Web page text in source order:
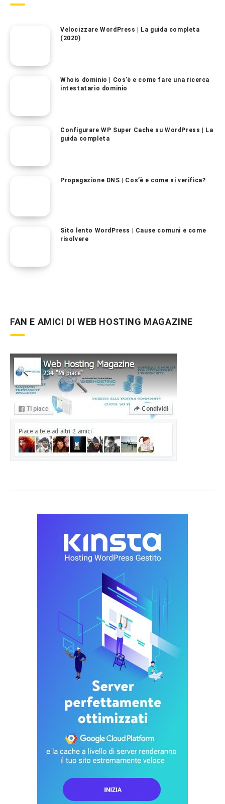
Velocizzare WordPress | La guida completa
(2020)
Whois dominio | Cos’è e come fare una ricerca
intestatario dominio
Configurare WP Super Cache su WordPress | La
guida completa
Propagazione DNS | Cos’è e come si verifica?
Sito lento WordPress | Cause comuni e come
risolvere
FAN E AMICI DI WEB HOSTING MAGAZINE